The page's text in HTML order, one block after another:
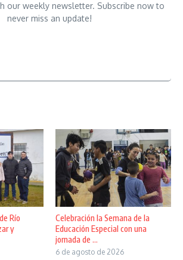
our weekly newsletter. Subscribe now to
never miss an update!
Río
y
Celebración la Semana de la
Educación Especial con una
jornada de ...
6 de agosto de 2026